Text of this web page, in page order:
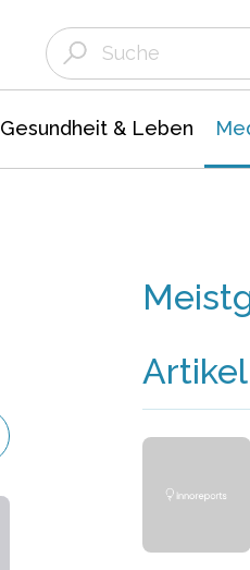
Gesundheit & Leben
Artikel